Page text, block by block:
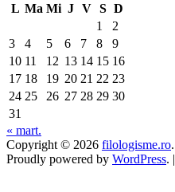
L Ma Mi J V S D
1
2
3
4 5 6 7 8
9
10 11 12 13 14 15 16
17 18 19 20 21 22 23
24 25 26 27 28 29 30
31
« mart.
Copyright © 2026 filologisme.ro.
Proudly powered by WordPress. |